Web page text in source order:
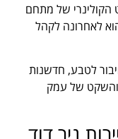
הקולינרי של מתחם
לאחרונה לקהל
לטבע, חדשנות
והשקט של עמק